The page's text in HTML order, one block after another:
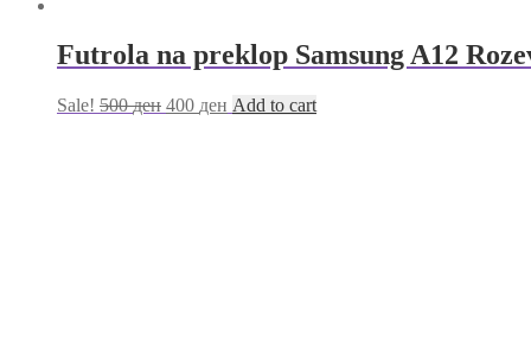
Futrola na preklop Samsung A12
Sale! 500ден 400 ден Add to cart